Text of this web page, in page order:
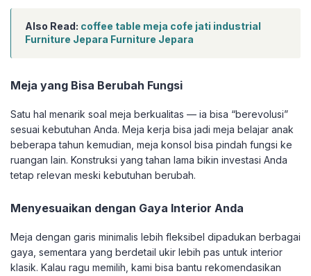
Also Read: coffee table meja cofe jati industrial
Furniture Jepara Furniture Jepara
Meja yang Bisa Berubah Fungsi
Satu hal menarik soal meja berkualitas — ia bisa “berevolusi”
sesuai kebutuhan Anda. Meja kerja bisa jadi meja belajar anak
beberapa tahun kemudian, meja konsol bisa pindah fungsi ke
ruangan lain. Konstruksi yang tahan lama bikin investasi Anda
tetap relevan meski kebutuhan berubah.
Menyesuaikan dengan Gaya Interior Anda
Meja dengan garis minimalis lebih fleksibel dipadukan berbagai
gaya, sementara yang berdetail ukir lebih pas untuk interior
klasik. Kalau ragu memilih, kami bisa bantu rekomendasikan